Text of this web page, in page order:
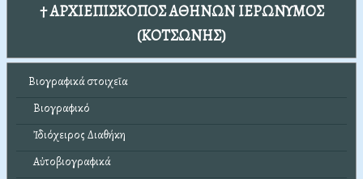
† ΑΡΧΙΕΠΙΣΚΟΠΟΣ ΑΘΗΝΩΝ ΙΕΡΩΝΥΜΟΣ
(ΚΟΤΣΩΝΗΣ)
Βιογραφικά στοιχεῖα
Βιογραφικό
Ἰδιόχειρος Διαθήκη
Αὐτοβιογραφικά